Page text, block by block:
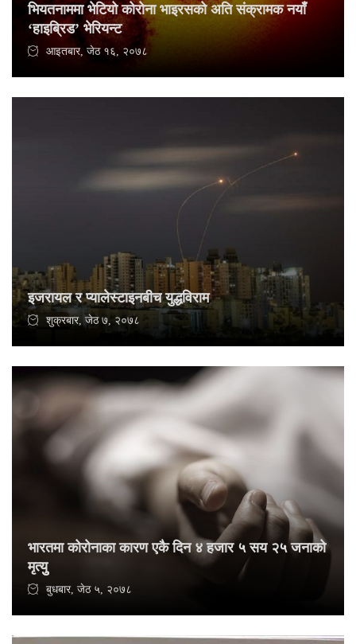
भियतनाममा भेटियो कोरोना भाइरसको अति संक्रामक नयाँ
‘हाइब्रिड’ भेरियन्ट
आइतबार, जेठ १६, २०७८
इजरायल र प्यालेस्टाइनबीच युद्धविराम
शुक्रबार, जेठ ७, २०७८
भारतमा कोरोनाका कारण एकै दिन ४ हजार ५ सय २५ जनाको
मृत्युु
बुधबार, जेठ ५, २०७८